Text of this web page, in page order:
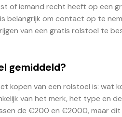
of iemand recht heeft op een
belangrijk om contact op te
van een gratis rolstoel te
gemiddeld?
kopen van een rolstoel is: wat
van het merk, het type en
de €200 en €2000, maar